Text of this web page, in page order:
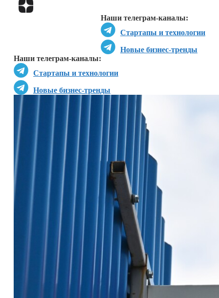
Наши телеграм-каналы:
Стартапы и технологии
Новые бизнес-тренды
Наши телеграм-каналы:
Стартапы и технологии
Новые бизнес-тренды